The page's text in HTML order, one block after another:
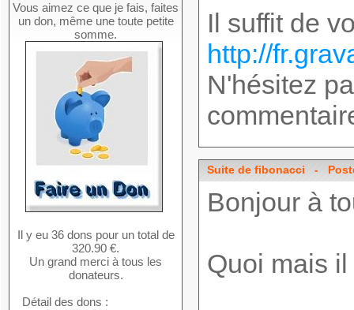
Vous aimez ce que je fais, faites
un don, même une toute petite
somme.
Il y eu 36 dons pour un total de
320.90 €.
Un grand merci à tous les
donateurs.
Détail des dons :
Il suffit de
http://
N'hésitez
Suite de fibonacci - Posté
Bonjour à
Quoi mais